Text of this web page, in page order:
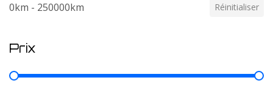
0km - 250000km Réinitialiser
Prix
Prix